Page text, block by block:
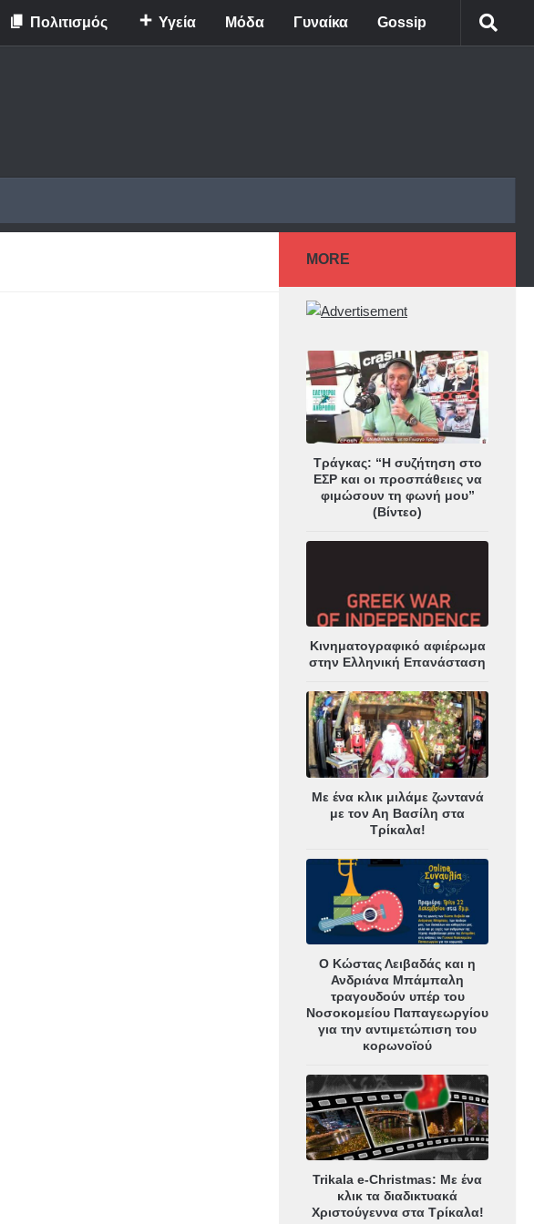
Πολιτισμός Υγεία Μόδα Γυναίκα Gossip
MORE
Τράγκας: “Η συζήτηση στο
ΕΣΡ και οι προσπάθειες να
φιμώσουν τη φωνή μου”
(Βίντεο)
Κινηματογραφικό αφιέρωμα
στην Ελληνική Επανάσταση
Με ένα κλικ μιλάμε ζωντανά
με τον Αη Βασίλη στα
Τρίκαλα!
Ο Κώστας Λειβαδάς και η
Ανδριάνα Μπάμπαλη
τραγουδούν υπέρ του
Νοσοκομείου Παπαγεωργίου
για την αντιμετώπιση του
κορωνοϊού
Trikala e-Christmas: Με ένα
κλικ τα διαδικτυακά
Χριστούγεννα στα Τρίκαλα!